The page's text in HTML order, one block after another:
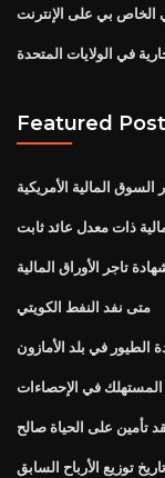
الخاص بي على الإنترنت
في الولايات المتحدة
Featured
ذات معدل عائد ثابت
تاجر الأوراق المالية
متى نفد النفط الكويتي
الطيور في بلد الأمازون
في الإحصاءات
تأمين على الحياة صالح
توزيع الأرباح السابق